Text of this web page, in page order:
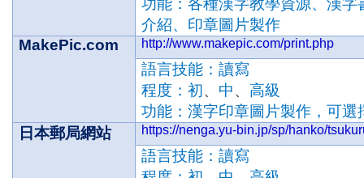
功能：各種漢字教學資源、漢字
介紹、 印章圖片製作
MakePic.com
http://www.makepic.com/print.php
語言技能：讀寫
程度：初、 中、高級
功能：漢字印章圖片製作，可選
日本郵局網站
https://nenga.yu-bin.jp/sp/hanko/
語言技能：讀寫